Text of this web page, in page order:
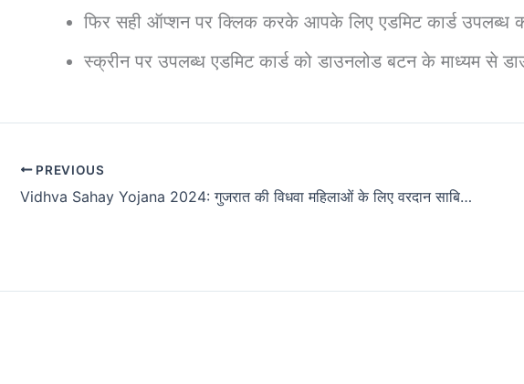
फिर सही ऑप्शन पर क्लिक करके आपके लिए एडमिट कार्ड उपलब्ध
स्क्रीन पर उपलब्ध एडमिट कार्ड को डाउनलोड बटन के माध्यम
PREVIOUS
Vidhva Sahay Yojana 2024: गुजरात की विधवा महिलाओं के लिए वरदान साबित हो रही है विधवा सहाय योजना! जानिए इस योजना के लाभ के बारे में सब कुछ